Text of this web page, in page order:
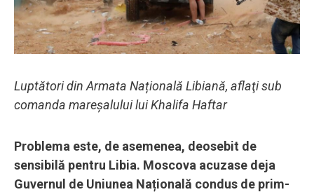
Luptători din Armata Națională Libiană, aflaţi sub
comanda mareşalului lui Khalifa Haftar
Problema este, de asemenea, deosebit de
sensibilă pentru Libia. Moscova acuzase deja
Guvernul de Uniunea Națională condus de prim-